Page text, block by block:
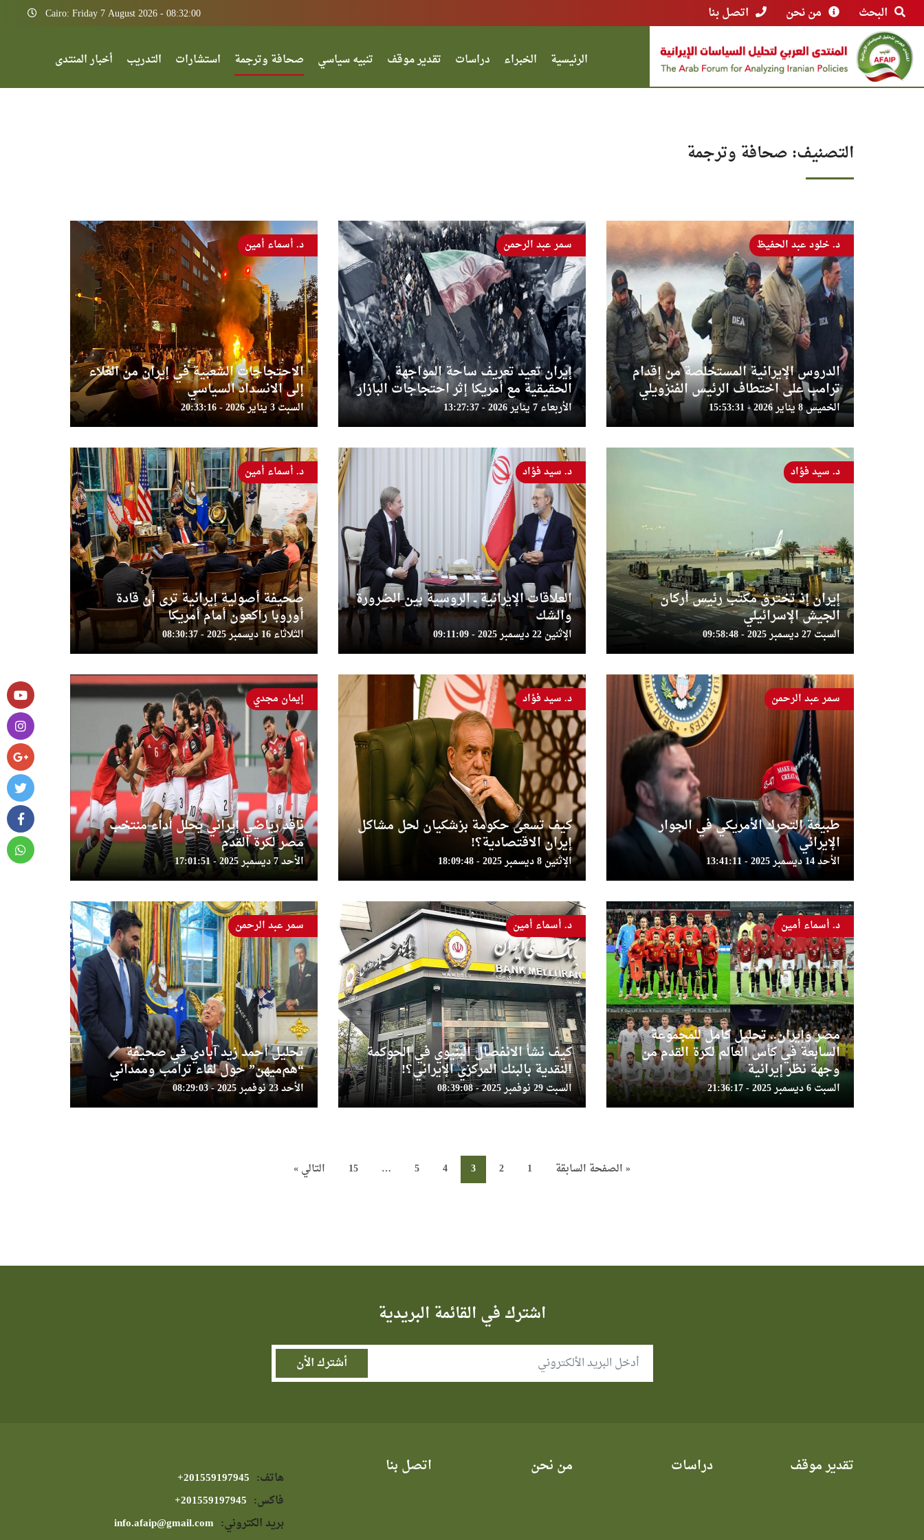
البحث من نحن اتصل بنا Cairo: Friday 7 August 2026 - 08:32:00
الرئيسية الخبراء دراسات تقدير موقف تنبيه سياسي صحافة وترجمة استشارات التدريب أخبار المنتدى
التصنيف: صحافة وترجمة
الدروس الإيرانية المستخلصة من إقدام
ترامب على اختطاف الرئيس الفنزويلي
الخميس 8 يناير 2026 - 15:53:31
د. خلود عبد الحفيظ
إيران تعيد تعريف ساحة المواجهة
الحقيقية مع أمريكا إثر احتجاجات البازار
الأربعاء 7 يناير 2026 - 13:27:37
سمر عبد الرحمن
الاحتجاجات الشعبية في إيران من الغلاء
إلى الانسداد السياسي
السبت 3 يناير 2026 - 20:33:16
د. أسماء أمين
إيران إذ تخترق مكتب رئيس أركان
الجيش الإسرائيلي
السبت 27 ديسمبر 2025 - 09:58:48
د. سيد فؤاد
العلاقات الإيرانية ــ الروسية بين الضرورة
والشك
الإثنين 22 ديسمبر 2025 - 09:11:09
د. سيد فؤاد
صحيفة أصولية إيرانية ترى أن قادة
أوروبا راكعون أمام أمريكا
الثلاثاء 16 ديسمبر 2025 - 08:30:37
د. أسماء أمين
طبيعة التحرك الأمريكي في الجوار
الإيراني
الأحد 14 ديسمبر 2025 - 13:41:11
سمر عبد الرحمن
كيف تسعى حكومة بزشكيان لحل مشاكل
إيران الاقتصادية؟!
الإثنين 8 ديسمبر 2025 - 18:09:48
د. سيد فؤاد
ناقد رياضي إيراني يحلل أداء منتخب
مصر لكرة القدم
الأحد 7 ديسمبر 2025 - 17:01:51
إيمان مجدي
مصر وإيران.. تحليل كامل للمجموعة
السابعة في كأس العالم لكرة القدم من
وجهة نظر إيرانية
السبت 6 ديسمبر 2025 - 21:36:17
د. أسماء أمين
كيف نشأ الانفصال البنيوي في الحوكمة
النقدية بالبنك المركزي الإيراني؟!
السبت 29 نوفمبر 2025 - 08:39:08
د. أسماء أمين
تحليل أحمد زيد آبادي في صحيفة
“هم‌ميهن” حول لقاء ترامب وممداني
الأحد 23 نوفمبر 2025 - 08:29:03
سمر عبد الرحمن
« الصفحة السابقة 1
2
3
4
5
…
15 التالي »
اشترك في القائمة البريدية
تقدير موقف دراسات من نحن اتصل بنا
هاتف:
فاكس:
بريد الكتروني: